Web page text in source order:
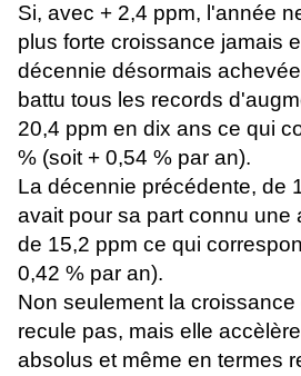
Si, avec + 2,4 ppm, l'année
plus forte croissance jamais
décennie désormais
battu tous les records
20,4 ppm en dix ans ce qui
% (soit + 0,54 % par an).
La décennie précédente, de
avait pour sa part connu une
de 15,2 ppm ce qui
0,42 % par an).
Non seulement la croissance
recule pas, mais elle
absolus et même en termes